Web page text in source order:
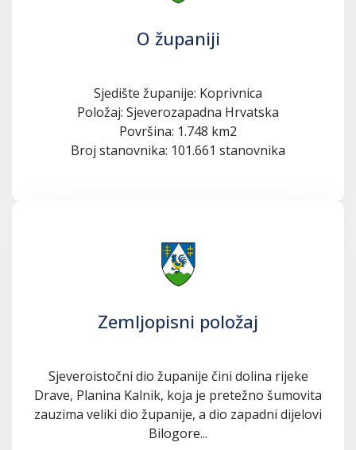
O županiji
Sjedište županije: Koprivnica
Položaj: Sjeverozapadna Hrvatska
Površina: 1.748 km2
Broj stanovnika: 101.661 stanovnika
Zemljopisni položaj
Sjeveroistočni dio županije čini dolina rijeke
Drave, Planina Kalnik, koja je pretežno šumovita
zauzima veliki dio županije, a dio zapadni dijelovi
Bilogore...